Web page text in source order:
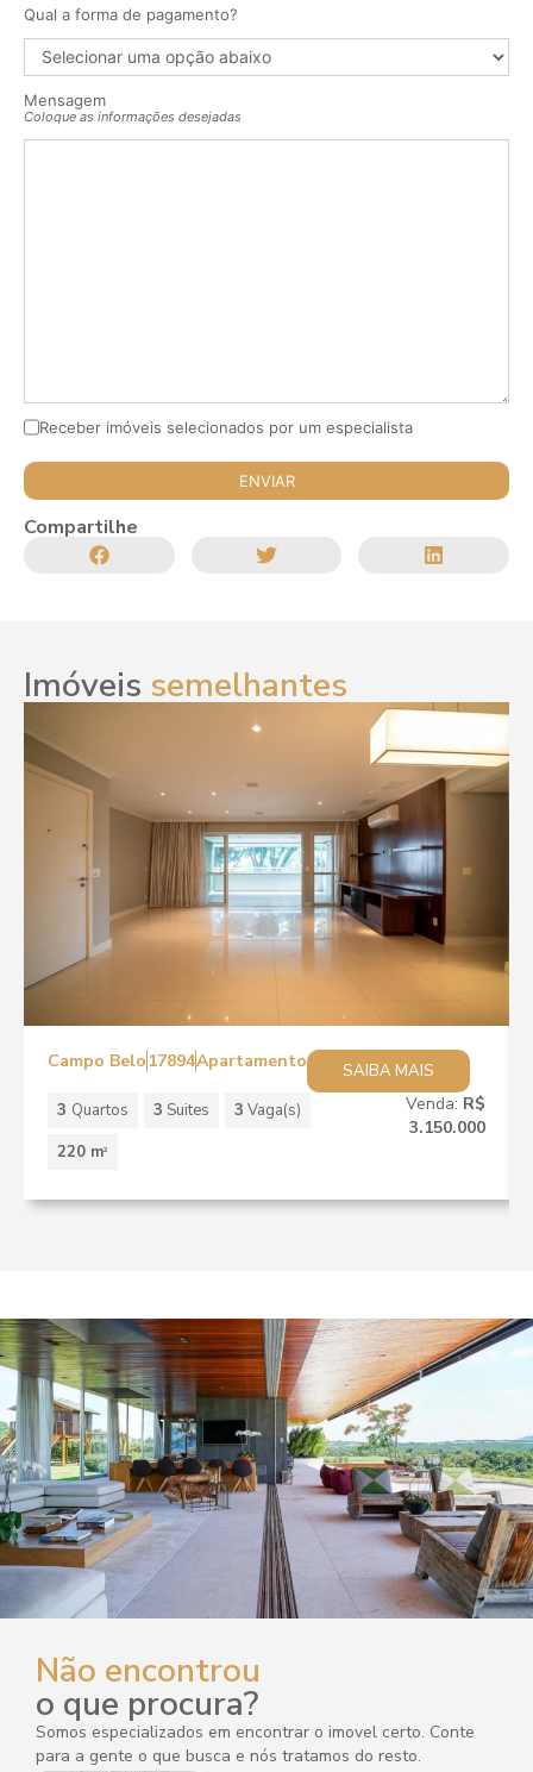
Qual a forma de pagamento?
Mensagem
Coloque as informações desejadas
Receber imóveis selecionados por um especialista
Compartilhe
Imóveis semelhantes
Campo Belo 17894Apartamento
SAIBA MAIS
3 Quartos 3 Suites 3 Vaga(s)
220 m2
Venda: R$
3.150.000
Não encontrou
o que procura?
Somos especializados em encontrar o imovel certo. Conte
para a gente o que busca e nós tratamos do resto.